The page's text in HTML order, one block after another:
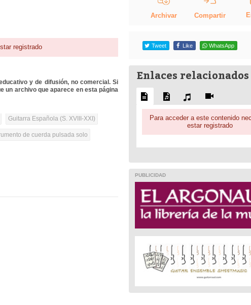
registrado
y de difusión, no comercial. Si
un archivo que aparece en esta página
Guitarra Española (S. XVIII-XXI)
de cuerda pulsada solo
Archivar Compartir
Tweet Like WhatsApp
Enlaces relacionados
Para acceder a este contenido
estar registrado
PUBLICIDAD